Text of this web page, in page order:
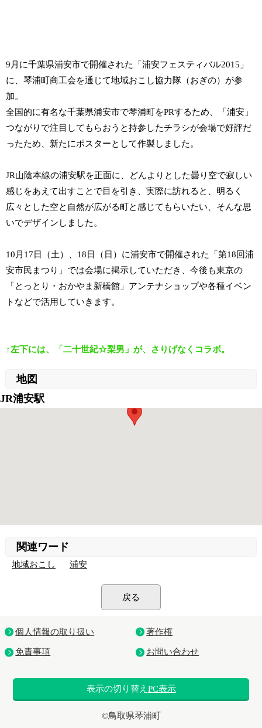
9月に千葉県浦安市で開催された「浦安フェスティバル2015」
に、琴浦町商工会を通じて地域おこし協力隊（おぎの）が参
加。
全国的に有名な千葉県浦安市で琴浦町をPRするため、「浦安」
つながりで注目してもらおうと持参したチラシが会場で好評だ
ったため、新たにポスターとして作製しました。
JR山陰本線の浦安駅を正面に、どんよりとした曇り空で寂しい
感じをあえて出すことで目を引き、実際に訪れると、明るく
広々とした空と自然が広がる町と感じてもらいたい、そんな思
いでデザインしました。
10月17日（土）、18日（日）に浦安市で開催された「第18回浦
安市民まつり」では会場に掲示していただき、今後も東京の
「とっとり・おかやま新橋館」アンテナショップや各種イベン
トなどで活用していきます。
↑左下には、「二十世紀☆梨男」が、さりげなくコラボ。
地図
JR浦安駅
関連ワード
地域おこし 浦安
戻る
個人情報の取り扱い 著作権
免責事項 お問い合わせ
表示の切り替え PC表示
©鳥取県琴浦町